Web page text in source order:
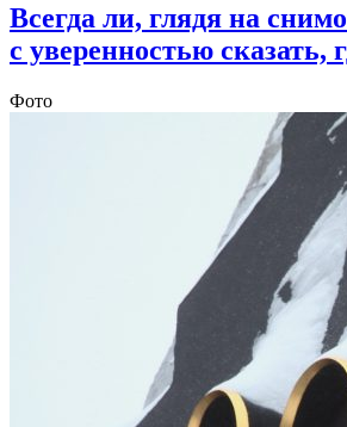
Всегда ли, глядя на
с уверенностью сказать,
Фото